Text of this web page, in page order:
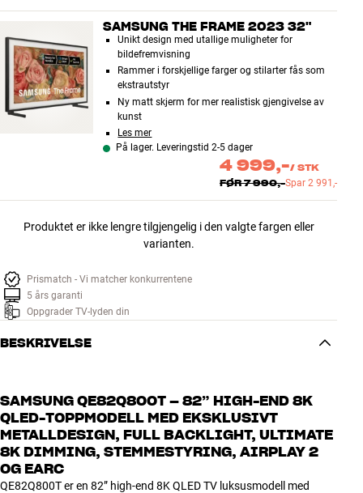
Bygg med lyd
SAMSUNG THE FRAME 2023 32"
Unikt design med utallige muligheter for
bildefremvisning
Rammer i forskjellige farger og stilarter fås som
ekstrautstyr
Ny matt skjerm for mer realistisk gjengivelse av
kunst
Les mer
På lager. Leveringstid 2-5 dager
4 999,-/ STK
FØR7 990,-Spar 2 991,-
Produktet er ikke lengre tilgjengelig i den valgte fargen eller
varianten.
Prismatch - Vi matcher konkurrentene
5 års garanti
Oppgrader TV-lyden din
BESKRIVELSE
SAMSUNG QE82Q800T – 82” HIGH-END 8K
QLED-TOPPMODELL MED EKSKLUSIVT
METALLDESIGN, FULL BACKLIGHT, ULTIMATE
8K DIMMING, STEMMESTYRING, AIRPLAY 2
OG EARC
QE82Q800T er en 82” high-end 8K QLED TV luksusmodell med